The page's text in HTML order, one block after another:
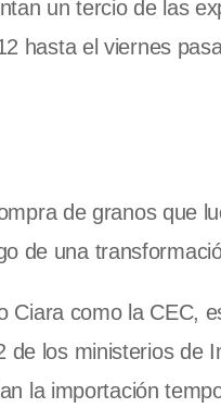
un tercio de las
hasta el viernes
de granos que
de una
Ciara como la CEC,
los ministerios de
la importación